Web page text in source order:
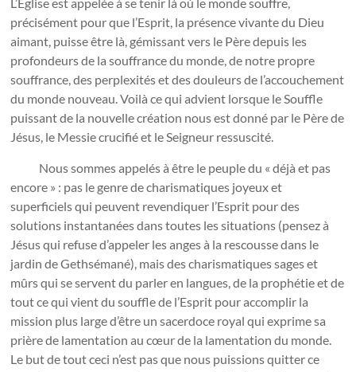
précisément pour que l’Esprit, la présence vivante du Dieu
aimant, puisse être là, gémissant vers le Père depuis les
profondeurs de la souffrance du monde, de notre propre
souffrance, des perplexités et des douleurs de l’accouchement
du monde nouveau. Voilà ce qui advient lorsque le Souffle
puissant de la nouvelle création nous est donné par le Père de
Jésus, le Messie crucifié et le Seigneur ressuscité.
Nous sommes appelés à être le peuple du « déjà et pas
encore » : pas le genre de charismatiques joyeux et
superficiels qui peuvent revendiquer l’Esprit pour des
solutions instantanées dans toutes les situations (pensez à
Jésus qui refuse d’appeler les anges à la rescousse dans le
jardin de Gethsémané), mais des charismatiques sages et
mûrs qui se servent du parler en langues, de la prophétie et de
tout ce qui vient du souffle de l’Esprit pour accomplir la
mission plus large d’être un sacerdoce royal qui exprime sa
prière de lamentation au cœur de la lamentation du monde.
Le but de tout ceci n’est pas que nous puissions quitter ce